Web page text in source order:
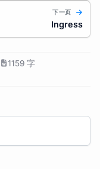
下一页
Ingress
1159 字